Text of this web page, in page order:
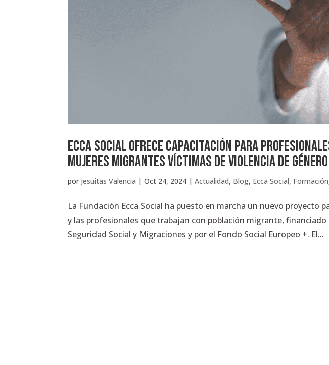
ECCA Social ofrece capacitación para
mujeres migrantes víctimas de violencia de género
por Jesuitas Valencia |Oct 24, 2024 |Actualidad, Blog, Ecca Social, Formación
La Fundación Ecca Social ha puesto en marcha un nuevo proyecto
y las profesionales que trabajan con población migrante,
Seguridad Social y Migraciones y por el Fondo Social Europeo +. El...